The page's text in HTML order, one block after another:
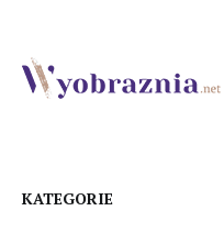
KATEGORIE